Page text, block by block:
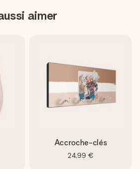
aimer
Accroche-clés
24,99 €